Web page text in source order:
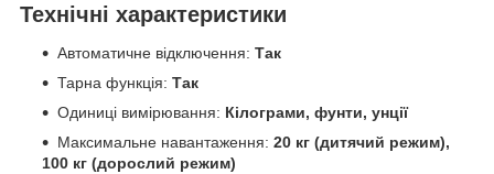
Технічні характеристики
Автоматичне відключення: Так
Тарна функція: Так
Одиниці вимірювання: Кілограми, фунти, унції
Максимальне навантаження: 20 кг (дитячий режим),
100 кг (дорослий режим)